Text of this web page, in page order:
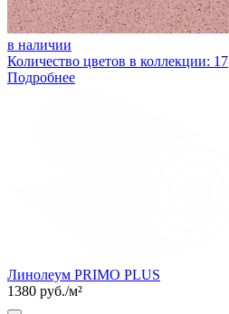
в наличии
Количество цветов в коллекции: 17
Подробнее
Линолеум PRIMO PLUS
1380 руб./м²